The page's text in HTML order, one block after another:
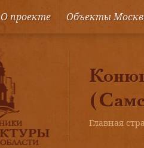
О проекте Объекты
Главная